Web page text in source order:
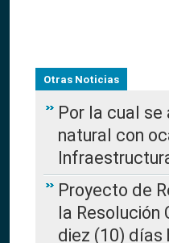
Otras Noticias
Por la cual
natural con
Proyecto de
la Resolución
diez (10) días